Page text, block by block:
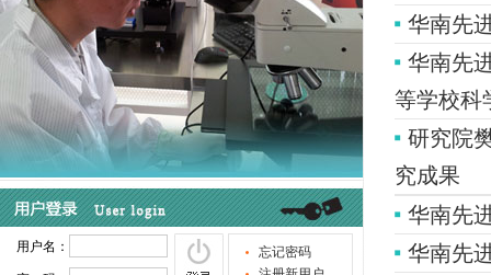
华南先
华南先
等学校科
研究院
究成果
华南先
华南先